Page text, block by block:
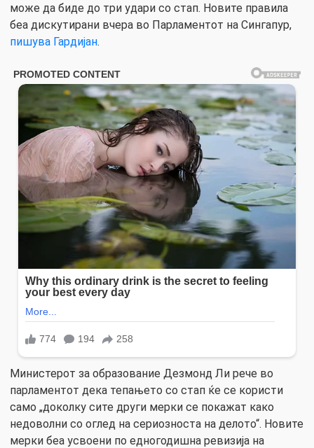
може да биде до три удари со стап. Новите правила
беа дискутирани вчера во Парламентот на Сингапур,
пишува Гардијан.
Министерот за образование Дезмонд Ли рече во
парламентот дека тепањето со стап ќе се користи
само „доколку сите други мерки се покажат како
недоволни со оглед на сериозноста на делото“. Новите
мерки беа усвоени по едногодишна ревизија на